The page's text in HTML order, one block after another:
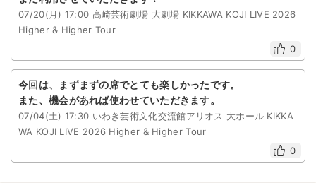
07/20(月) 17:00 高崎芸術劇場 大劇場 KIKKAWA KOJI LIVE 2026
Higher & Higher Tour
0
今回は、まずまずの席でとても楽しかったです。
また、機会があれば使わせていただきます。
07/04(土) 17:30 いわき芸術文化交流館アリオス 大ホール KIKKA
WA KOJI LIVE 2026 Higher & Higher Tour
0